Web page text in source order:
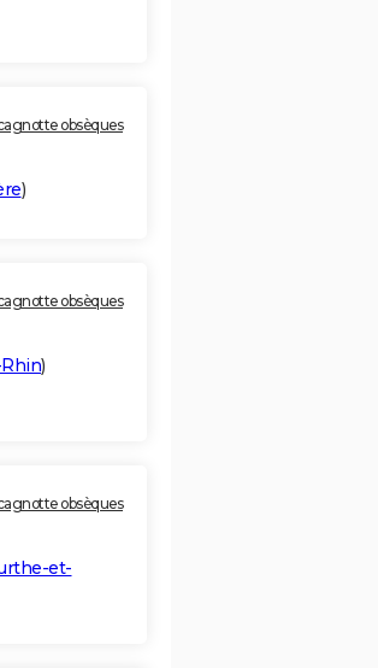
obsèques
)
obsèques
)
obsèques
et-